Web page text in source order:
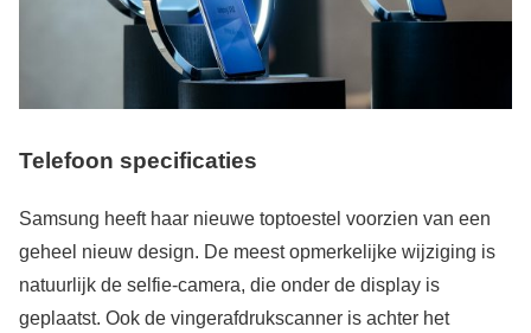
Telefoon specificaties
Samsung heeft haar nieuwe toptoestel voorzien van een
geheel nieuw design. De meest opmerkelijke wijziging is
natuurlijk de selfie-camera, die onder de display is
geplaatst. Ook de vingerafdrukscanner is achter het